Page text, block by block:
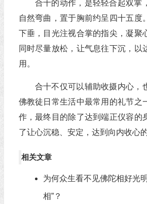
合十的动作，是轻轻合起双掌
自然弯曲，置于胸前约呈四十五度
下垂，目光注视合掌的指尖，凝聚
同时尽量放松，让气息往下沉，以
用。
合十不仅可以辅助收摄内心，
佛教徒日常生活中最常用的礼节之
作，最终目的除了达到端正仪容的
了让心沉稳、安定，达到向内收心的
相关文章
为何众生看不见佛陀相好光
相”？